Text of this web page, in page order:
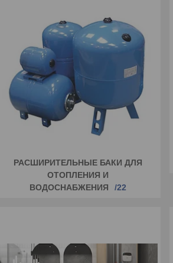
РАСШИРИТЕЛЬНЫЕ БАКИ ДЛЯ
ОТОПЛЕНИЯ И
ВОДОСНАБЖЕНИЯ
22